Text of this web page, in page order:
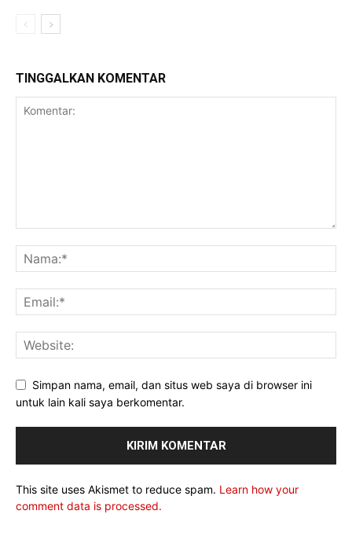
TINGGALKAN KOMENTAR
Simpan nama, email, dan situs web saya di browser ini
untuk lain kali saya berkomentar.
This site uses Akismet to reduce spam. Learn how your
comment data is processed.